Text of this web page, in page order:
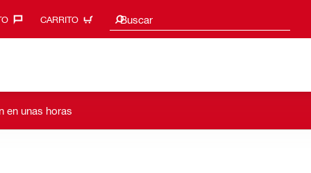
CARRITO Buscar
Sugerencias de búsqueda
en unas horas